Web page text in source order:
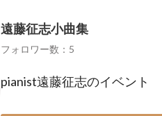
遠藤征志小曲集
フォロワー数：5
pianist遠藤征志のイベント